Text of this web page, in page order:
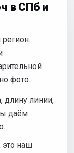
в СПб и
фото.
длину линии,
даём
наш